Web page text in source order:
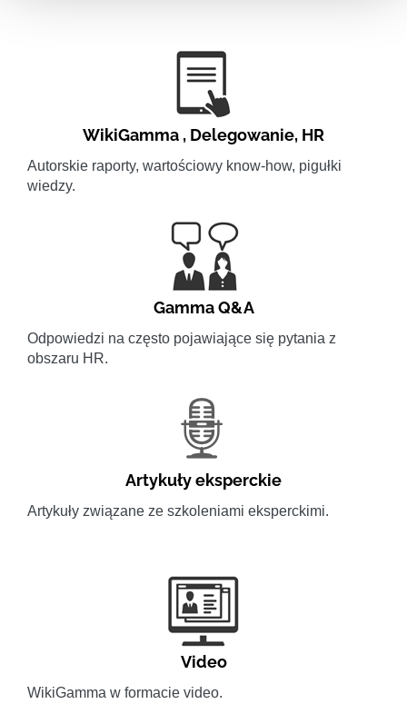
WikiGamma , Delegowanie, HR
Autorskie raporty, wartościowy know-how, pigułki
wiedzy.
Gamma Q&A
Odpowiedzi na często pojawiające się pytania z
obszaru HR.
Artykuły eksperckie
Artykuły związane ze szkoleniami eksperckimi.
Video
WikiGamma w formacie video.